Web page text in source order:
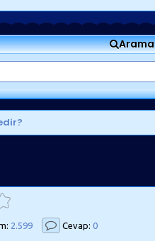
Arama
2.599 Cevap: 0